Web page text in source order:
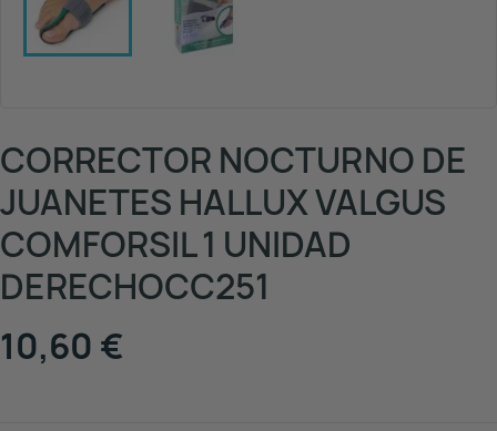
CORRECTOR NOCTURNO DE
JUANETES HALLUX VALGUS
COMFORSIL 1 UNIDAD
DERECHOCC251
10,60 €